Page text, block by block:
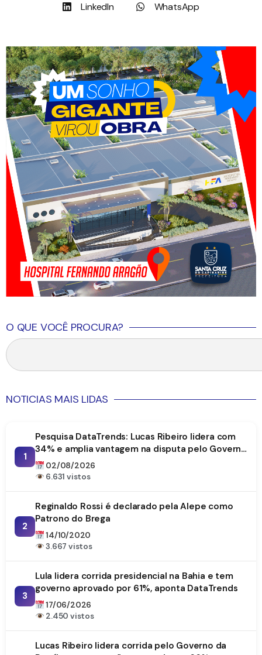
LinkedIn
WhatsApp
O QUE VOCÊ PROCURA?
NOTICIAS MAIS LIDAS
1
Pesquisa DataTrends: Lucas Ribeiro lidera com
34% e amplia vantagem na disputa pelo Governo
da Paraíba
02/08/2026
6.631 vistos
2
Reginaldo Rossi é declarado pela Alepe como
Patrono do Brega
14/10/2020
3.667 vistos
3
Lula lidera corrida presidencial na Bahia e tem
governo aprovado por 61%, aponta DataTrends
17/06/2026
2.450 vistos
Lucas Ribeiro lidera corrida pelo Governo da